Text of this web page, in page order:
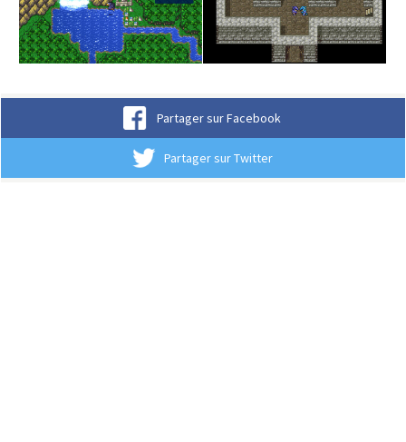
Partager sur Facebook
Partager sur Twitter